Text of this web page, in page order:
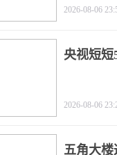
2026-08-06
央视短
2026-08-06
五角大